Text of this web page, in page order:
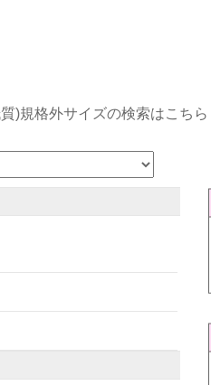
)規格外サイズの検索はこちら